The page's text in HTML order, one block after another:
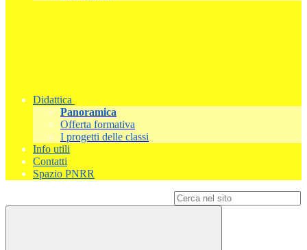
Didattica
Panoramica
Offerta formativa
I progetti delle classi
Info utili
Contatti
Spazio PNRR